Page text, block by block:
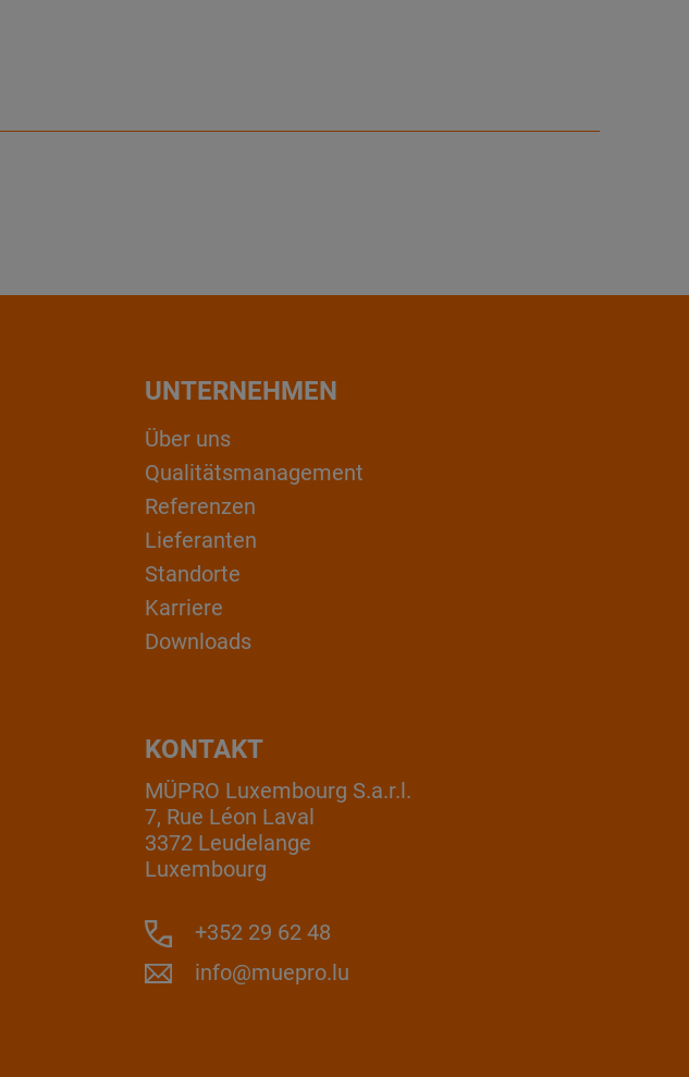
UNTERNEHMEN
Über uns
Qualitätsmanagement
Referenzen
Lieferanten
Standorte
Karriere
Downloads
KONTAKT
MÜPRO Luxembourg S.a.r.l.
7, Rue Léon Laval
3372 Leudelange
Luxembourg
+352 29 62 48
info@muepro.lu